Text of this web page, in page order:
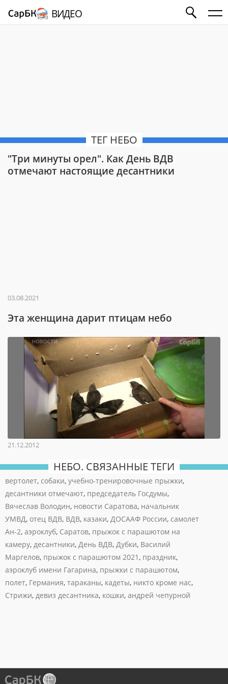
ВИДЕО
ТЕГ НЕБО
"Три минуты орел". Как День ВДВ
отмечают настоящие десантники
03.08.2021
Эта женщина дарит птицам небо
21.12.2012
НЕБО. СВЯЗАННЫЕ ТЕГИ
вертолет, собаки, учебно-тренировочные прыжки,
десантники отмечают, председатель Госдумы,
Вячеслав Володин, новости Саратова, начальник
УМВД, отец ВДВ, ВДВ, казаки, ДОСААФ России, самолет
Ан-2, аэроклуб, Саратов, прыжок с парашютом на
камеру, десантники, День ВДВ, Дубки, Василий
Маргелов, прыжок с парашютом 2021, праздник,
аэроклуб имени Гагарина, прыжки с парашютом,
полет, Германия, тараканы, кадеты, никто кроме нас,
Стрижи, девиз десантника, кошки, андрей чепурной